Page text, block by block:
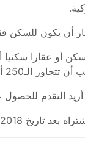
يكون للسكن
أو عقارا
ألف دولار أمريكي.
التقدم للحصول
ألف دولار أمريكي نعم يمكن ذلك.